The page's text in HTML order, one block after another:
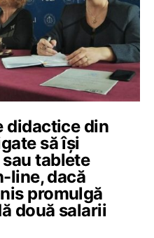
didactice din
să își
tablete
line, dacă
promulgă
două salarii